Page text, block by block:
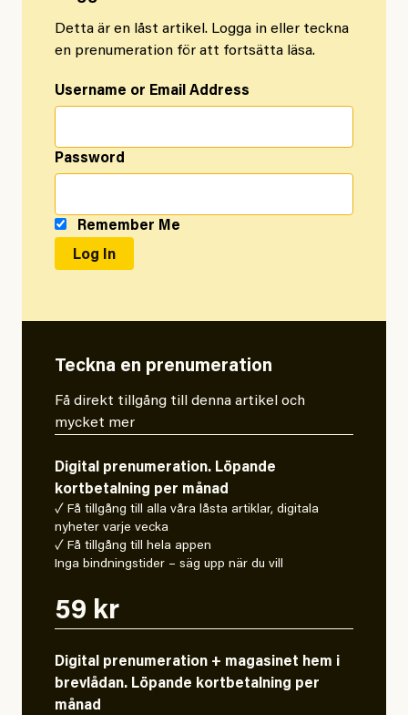
Detta är en låst artikel. Logga in eller teckna
en prenumeration för att fortsätta läsa.
Username or Email Address
Password
Remember Me
Teckna en prenumeration
Få direkt tillgång till denna artikel och
mycket mer
Digital prenumeration. Löpande
kortbetalning per månad
✓ Få tillgång till alla våra låsta artiklar, digitala
nyheter varje vecka
✓ Få tillgång till hela appen
Inga bindningstider – säg upp när du vill
59 kr
Digital prenumeration + magasinet hem i
brevlådan. Löpande kortbetalning per
månad